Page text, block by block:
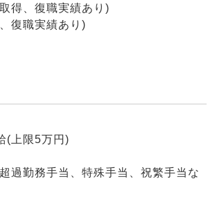
得、復職実績あり)
復職実績あり)
(上限5万円)
過勤務手当、特殊手当、祝繁手当な